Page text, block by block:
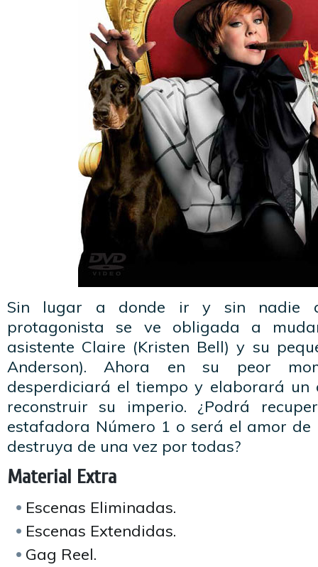
Sin lugar a donde ir y sin nadie
protagonista se ve obligada a
asistente Claire (Kristen Bell) y su
Anderson). Ahora en su peor
desperdiciará el tiempo y elaborará un
reconstruir su imperio. ¿Podrá
estafadora Número 1 o será el amor
destruya de una vez por todas?
Material Extra
Escenas Eliminadas.
Escenas Extendidas.
Gag Reel.